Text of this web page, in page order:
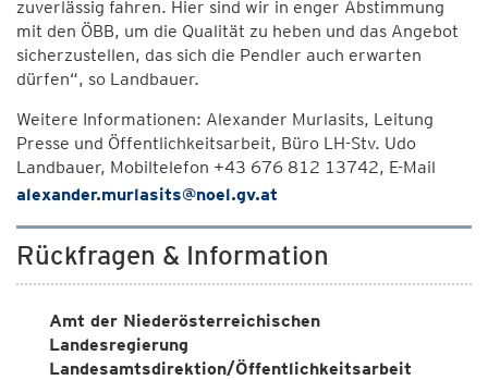
zuverlässig fahren. Hier sind wir in enger Abstimmung
mit den ÖBB, um die Qualität zu heben und das Angebot
sicherzustellen, das sich die Pendler auch erwarten
dürfen“, so Landbauer.
Weitere Informationen: Alexander Murlasits, Leitung
Presse und Öffentlichkeitsarbeit, Büro LH-Stv. Udo
Landbauer, Mobiltelefon +43 676 812 13742, E-Mail
alexander.murlasits@noel.gv.at
Rückfragen & Information
Amt der Niederösterreichischen
Landesregierung
Landesamtsdirektion/Öffentlichkeitsarbeit